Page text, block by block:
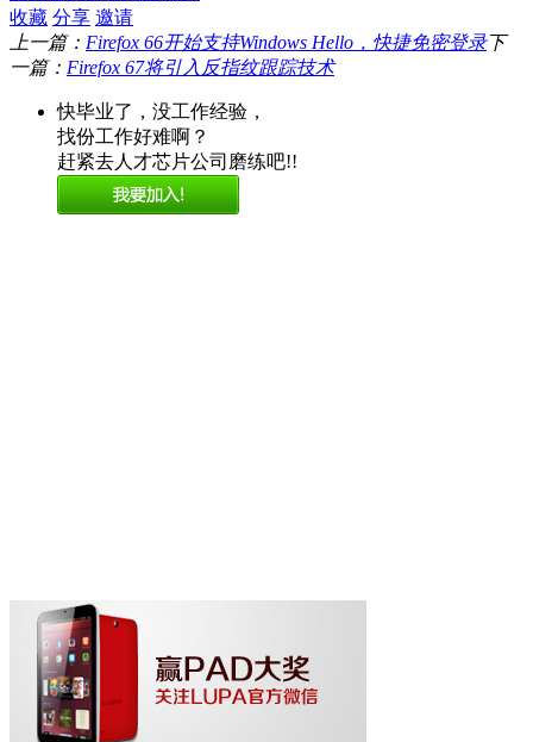
收藏 分享 邀请
上一篇： Firefox 66开始支持Windows Hello，快捷免密登录下
一篇： Firefox 67将引入反指纹跟踪技术
快毕业了，没工作经验，
找份工作好难啊？
赶紧去人才芯片公司磨练吧!!